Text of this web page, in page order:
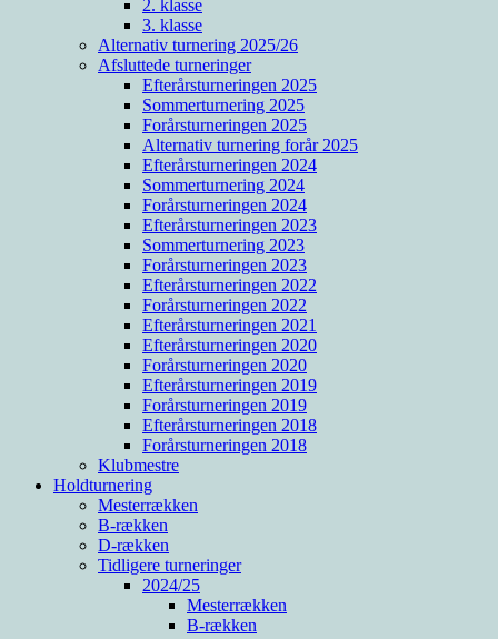
2. klasse
3. klasse
Alternativ turnering 2025/26
Afsluttede turneringer
Efterårsturneringen 2025
Sommerturnering 2025
Forårsturneringen 2025
Alternativ turnering forår 2025
Efterårsturneringen 2024
Sommerturnering 2024
Forårsturneringen 2024
Efterårsturneringen 2023
Sommerturnering 2023
Forårsturneringen 2023
Efterårsturneringen 2022
Forårsturneringen 2022
Efterårsturneringen 2021
Efterårsturneringen 2020
Forårsturneringen 2020
Efterårsturneringen 2019
Forårsturneringen 2019
Efterårsturneringen 2018
Forårsturneringen 2018
Klubmestre
Holdturnering
Mesterrækken
B-rækken
D-rækken
Tidligere turneringer
2024/25
Mesterrækken
B-rækken